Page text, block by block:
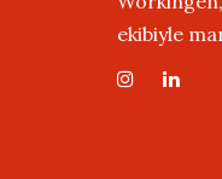
ekibiyle